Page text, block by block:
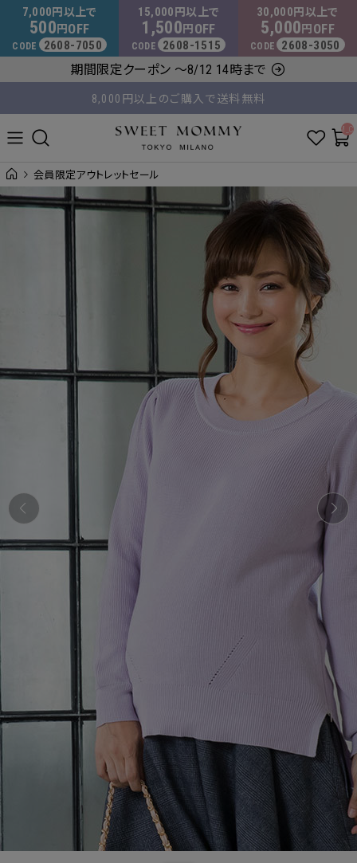
マタニティウェア・授乳服のスウィートマミー
7,000 円以上で
500 円 OFF
CODE 2608-7050
15,000 円以上で
1,500 円 OFF
CODE 2608-1515
30,000 円以上で
5,000 円 OFF
CODE 2608-3050
期間限定クーポン ～8/12 14時まで
8,000円以上のご購入で送料無料
平日14時 / 土日祝12時まで のご注文で当日出荷！
会員限定アウトレットセール